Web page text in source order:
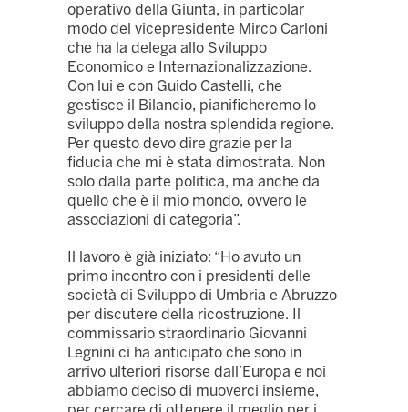
operativo della Giunta, in particolar
modo del vicepresidente Mirco Carloni
che ha la delega allo Sviluppo
Economico e Internazionalizzazione.
Con lui e con Guido Castelli, che
gestisce il Bilancio, pianificheremo lo
sviluppo della nostra splendida regione.
Per questo devo dire grazie per la
fiducia che mi è stata dimostrata. Non
solo dalla parte politica, ma anche da
quello che è il mio mondo, ovvero le
associazioni di categoria”.
Il lavoro è già iniziato: “Ho avuto un
primo incontro con i presidenti delle
società di Sviluppo di Umbria e Abruzzo
per discutere della ricostruzione. Il
commissario straordinario Giovanni
Legnini ci ha anticipato che sono in
arrivo ulteriori risorse dall’Europa e noi
abbiamo deciso di muoverci insieme,